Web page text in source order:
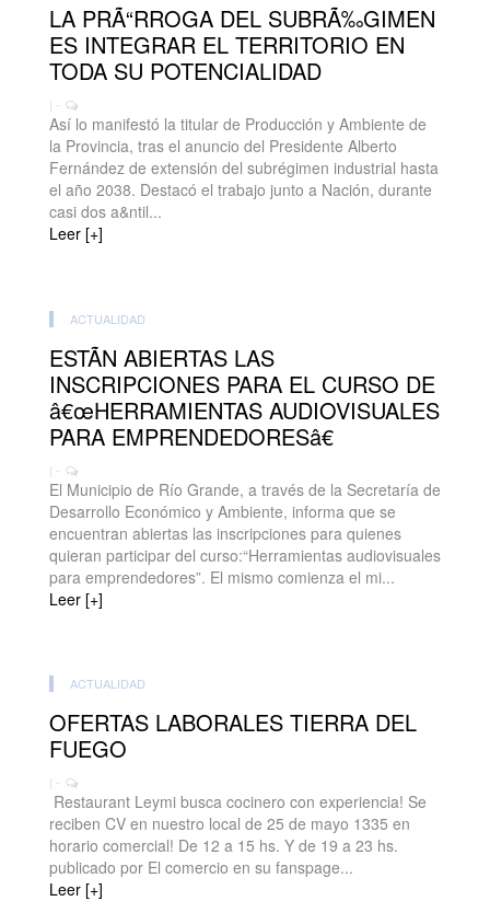
LA PRÃ“RROGA DEL SUBRÃ‰GIMEN
ES INTEGRAR EL TERRITORIO EN
TODA SU POTENCIALIDAD
| -
Así lo manifestó la titular de Producción y Ambiente de
la Provincia, tras el anuncio del Presidente Alberto
Fernández de extensión del subrégimen industrial hasta
el año 2038. Destacó el trabajo junto a Nación, durante
casi dos a&ntil...
Leer [+]
ACTUALIDAD
ESTÃN ABIERTAS LAS
INSCRIPCIONES PARA EL CURSO DE
â€œHERRAMIENTAS AUDIOVISUALES
PARA EMPRENDEDORESâ€
| -
El Municipio de Río Grande, a través de la Secretaría de
Desarrollo Económico y Ambiente, informa que se
encuentran abiertas las inscripciones para quienes
quieran participar del curso:“Herramientas audiovisuales
para emprendedores”. El mismo comienza el mi...
Leer [+]
ACTUALIDAD
OFERTAS LABORALES TIERRA DEL
FUEGO
| -
Restaurant Leymi busca cocinero con experiencia! Se
reciben CV en nuestro local de 25 de mayo 1335 en
horario comercial! De 12 a 15 hs. Y de 19 a 23 hs.
publicado por El comercio en su fanspage...
Leer [+]